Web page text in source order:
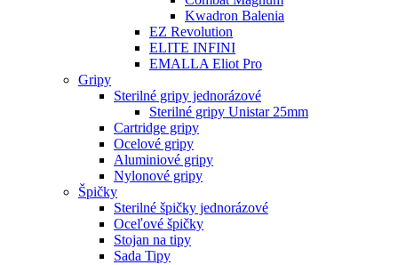
Kwadron Balenia
EZ Revolution
ELITE INFINI
EMALLA Eliot Pro
Gripy
Sterilné gripy jednorázové
Sterilné gripy Unistar 25mm
Cartridge gripy
Ocelové gripy
Aluminiové gripy
Nylonové gripy
Špičky
Sterilné špičky jednorázové
Oceľové špičky
Stojan na tipy
Sada Tipy